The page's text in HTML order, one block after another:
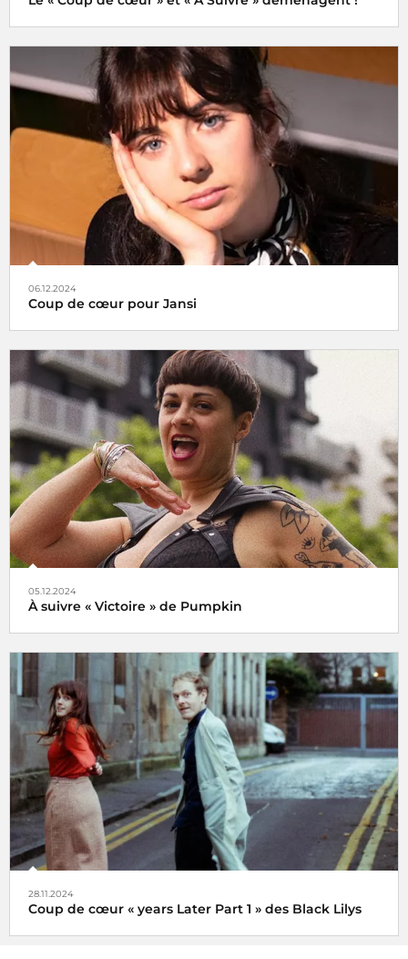
Tels des oiseaux migrateurs à partir du lundi 16 décembre
2024 retrouvez nos rubriquesCoup de cœur
non plus ici (sur radiofrance.com) mais là, à savoir sur la
plateforme
06.12.2024
Coup de cœur pour Jansi
Le choix de Jansi
05.12.2024
À suivre « Victoire » de Pumpkin
Veni, vidi, vici !
28.11.2024
Coup de cœur « years Later Part 1 » des Black Lilys